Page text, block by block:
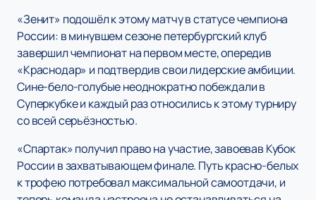
«Зенит» подошёл к этому матчу в статусе чемпиона
России: в минувшем сезоне петербургский клуб
завершил чемпионат на первом месте, опередив
«Краснодар» и подтвердив свои лидерские амбиции.
Сине-бело-голубые неоднократно побеждали в
Суперкубке и каждый раз относились к этому турниру
со всей серьёзностью.
«Спартак» получил право на участие, завоевав Кубок
России в захватывающем финале. Путь красно-белых
к трофею потребовал максимальной самоотдачи, и